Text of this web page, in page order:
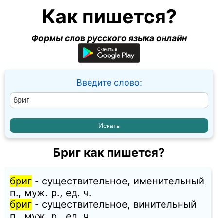
Как пишется?
Формы слов русского языка онлайн
Введите слово:
Бриг как пишется?
бриг - существительное, именительный
п., муж. p., ед. ч.
бриг - существительное, винительный